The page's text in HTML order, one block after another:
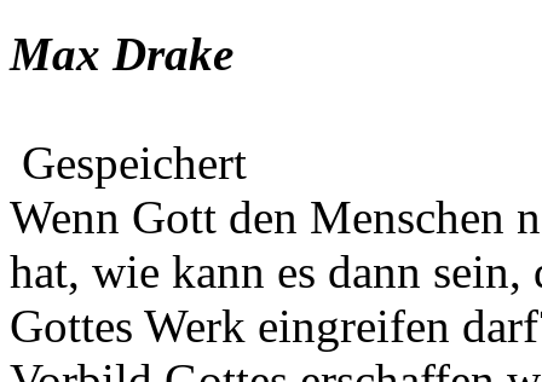
Max Drake
Gespeichert
Wenn Gott den Menschen
hat, wie kann es dann
Gottes Werk eingreifen